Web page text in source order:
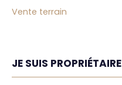
Vente terrain
JE SUIS PROPRIÉTAIRE